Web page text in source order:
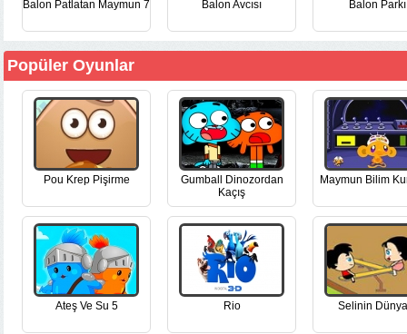
Balon Patlatan Maymun 7 Balon Avcısı Balon Parkı
Popüler Oyunlar
Pou Krep Pişirme
Gumball Dinozordan
Kaçış
Maymun Bilim
Ateş Ve Su 5 Rio Selinin